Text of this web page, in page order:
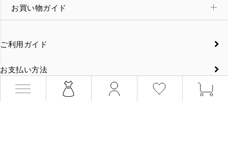
お買い物ガイド
ご利用ガイド
お支払い方法
配送方法・送料